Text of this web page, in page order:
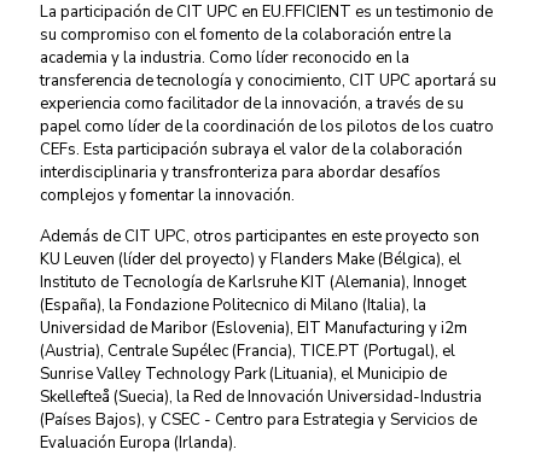
La participación de CIT UPC en EU.FFICIENT es un testimonio de
su compromiso con el fomento de la colaboración entre la
academia y la industria. Como líder reconocido en la
transferencia de tecnología y conocimiento, CIT UPC aportará su
experiencia como facilitador de la innovación, a través de su
papel como líder de la coordinación de los pilotos de los cuatro
CEFs. Esta participación subraya el valor de la colaboración
interdisciplinaria y transfronteriza para abordar desafíos
complejos y fomentar la innovación.
Además de CIT UPC, otros participantes en este proyecto son
KU Leuven (líder del proyecto) y Flanders Make (Bélgica), el
Instituto de Tecnología de Karlsruhe KIT (Alemania), Innoget
(España), la Fondazione Politecnico di Milano (Italia), la
Universidad de Maribor (Eslovenia), EIT Manufacturing y i2m
(Austria), Centrale Supélec (Francia), TICE.PT (Portugal), el
Sunrise Valley Technology Park (Lituania), el Municipio de
Skellefteå (Suecia), la Red de Innovación Universidad-Industria
(Países Bajos), y CSEC - Centro para Estrategia y Servicios de
Evaluación Europa (Irlanda).